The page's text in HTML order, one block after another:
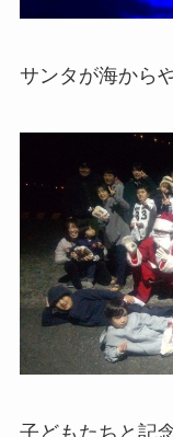
サンタが海から
子どもたちと記